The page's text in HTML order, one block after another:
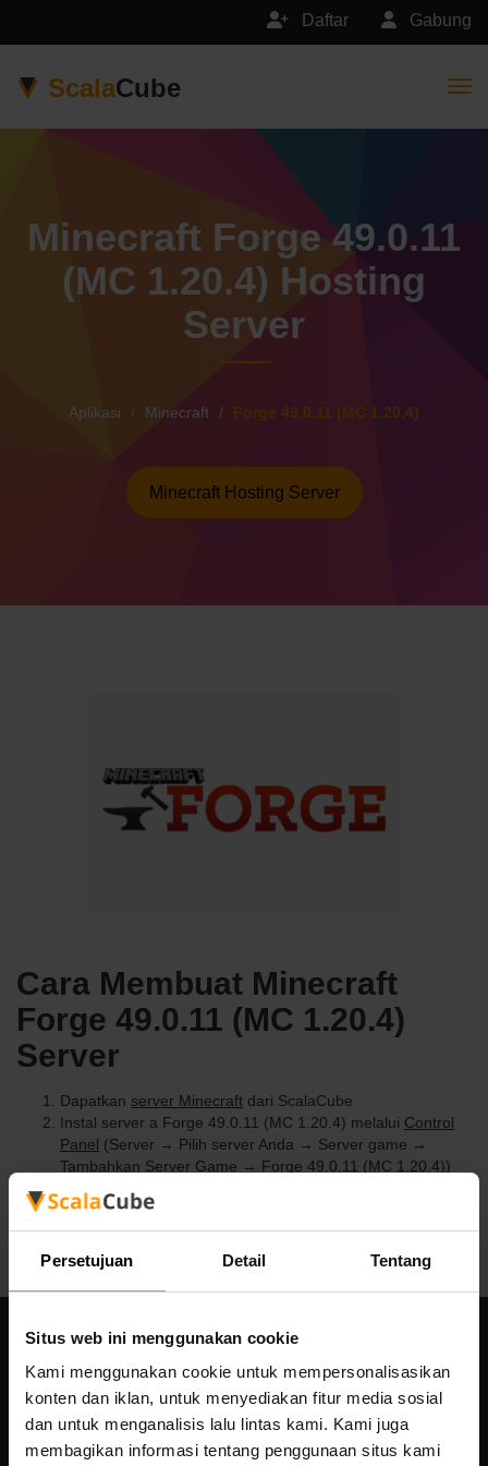
Persetujuan Detail Tentang
Situs web ini menggunakan cookie
Kami menggunakan cookie untuk mempersonalisasikan
konten dan iklan, untuk menyediakan fitur media sosial
dan untuk menganalisis lalu lintas kami. Kami juga
membagikan informasi tentang penggunaan situs kami
Gabung
Daftar
ScalaCube
Minecraft Forge 49.0.11
(MC 1.20.4) Hosting
Server
Aplikasi Minecraft Forge 49.0.11 (MC 1.20.4)
Minecraft Hosting Server
Cara Membuat Minecraft
Forge 49.0.11 (MC 1.20.4)
Server
Dapatkan server Minecraft dari ScalaCube
Instal server a Forge 49.0.11 (MC 1.20.4) melalui Control
Panel (Server → Pilih server Anda → Server game →
Tambahkan Server Game → Forge 49.0.11 (MC 1.20.4))
Selamat bermain di server!
Perusahaan kami
Scalable Hosting Solutions OÜ